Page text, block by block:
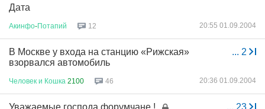
Дата
Акинфо-Потапий 12 20:55 01.09.2004
... 2
В Москве у входа на станцию «Рижская»
взорвался автомобиль
Человек и Кошка 2100 46 20:36 01.09.2004
... 23
Уважаемые господа форумчане !